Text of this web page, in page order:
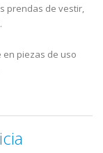
prendas de vestir,
en piezas de uso